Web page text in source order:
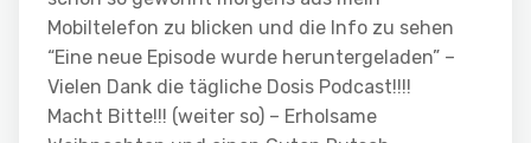
Mobiltelefon zu blicken und die Info zu sehen
“Eine neue Episode wurde heruntergeladen” –
Vielen Dank die tägliche Dosis Podcast!!!!
Macht Bitte!!! (weiter so) – Erholsame